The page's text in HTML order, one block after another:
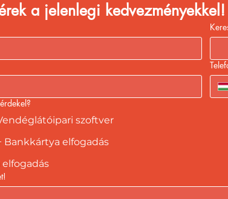
a jelenlegi kedvezményekkel!
szoftver
Bankkártya elfogadás